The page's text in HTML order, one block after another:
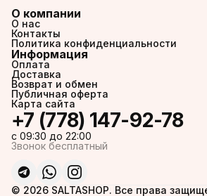
О компании
О нас
Контакты
Политика конфиденциальности
Информация
Оплата
Доставка
Возврат и обмен
Публичная оферта
Карта сайта
+7 (778) 147-92-78
c 09:30 до 22:00
Звонок бесплатный
© 2026 SALTASHOP. Все права